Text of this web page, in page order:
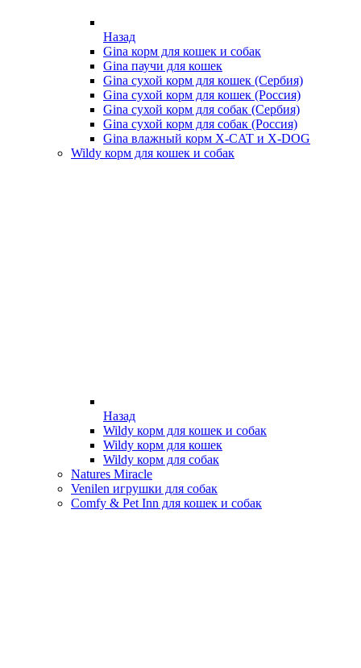
Назад
Gina корм для кошек и собак
Gina паучи для кошек
Gina сухой корм для кошек (Сербия)
Gina сухой корм для кошек (Россия)
Gina сухой корм для собак (Сербия)
Gina сухой корм для собак (Россия)
Gina влажный корм X-CAT и X-DOG
Wildy корм для кошек и собак
Назад
Wildy корм для кошек и собак
Wildy корм для кошек
Wildy корм для собак
Natures Miracle
Venilen игрушки для собак
Comfy & Pet Inn для кошек и собак